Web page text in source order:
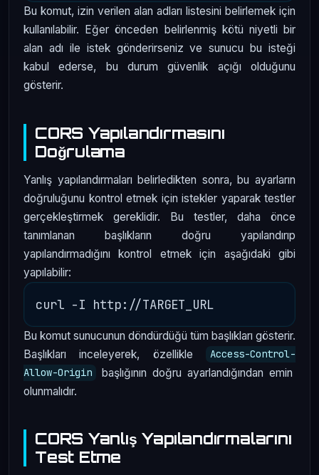
Bu komut, izin verilen alan adları listesini belirlemek için
kullanılabilir. Eğer önceden belirlenmiş kötü niyetli bir
alan adı ile istek gönderirseniz ve sunucu bu isteği
kabul ederse, bu durum güvenlik açığı olduğunu
gösterir.
CORS Yapılandırmasını
Doğrulama
Yanlış yapılandırmaları belirledikten sonra, bu ayarların
doğruluğunu kontrol etmek için istekler yaparak testler
gerçekleştirmek gereklidir. Bu testler, daha önce
tanımlanan başlıkların doğru yapılandırıp
yapılandırmadığını kontrol etmek için aşağıdaki gibi
yapılabilir:
Bu komut sunucunun döndürdüğü tüm başlıkları gösterir.
Başlıkları inceleyerek, özellikle
Access-Control-
Allow-Origin
başlığının doğru ayarlandığından emin
olunmalıdır.
CORS Yanlış Yapılandırmalarını
Test Etme